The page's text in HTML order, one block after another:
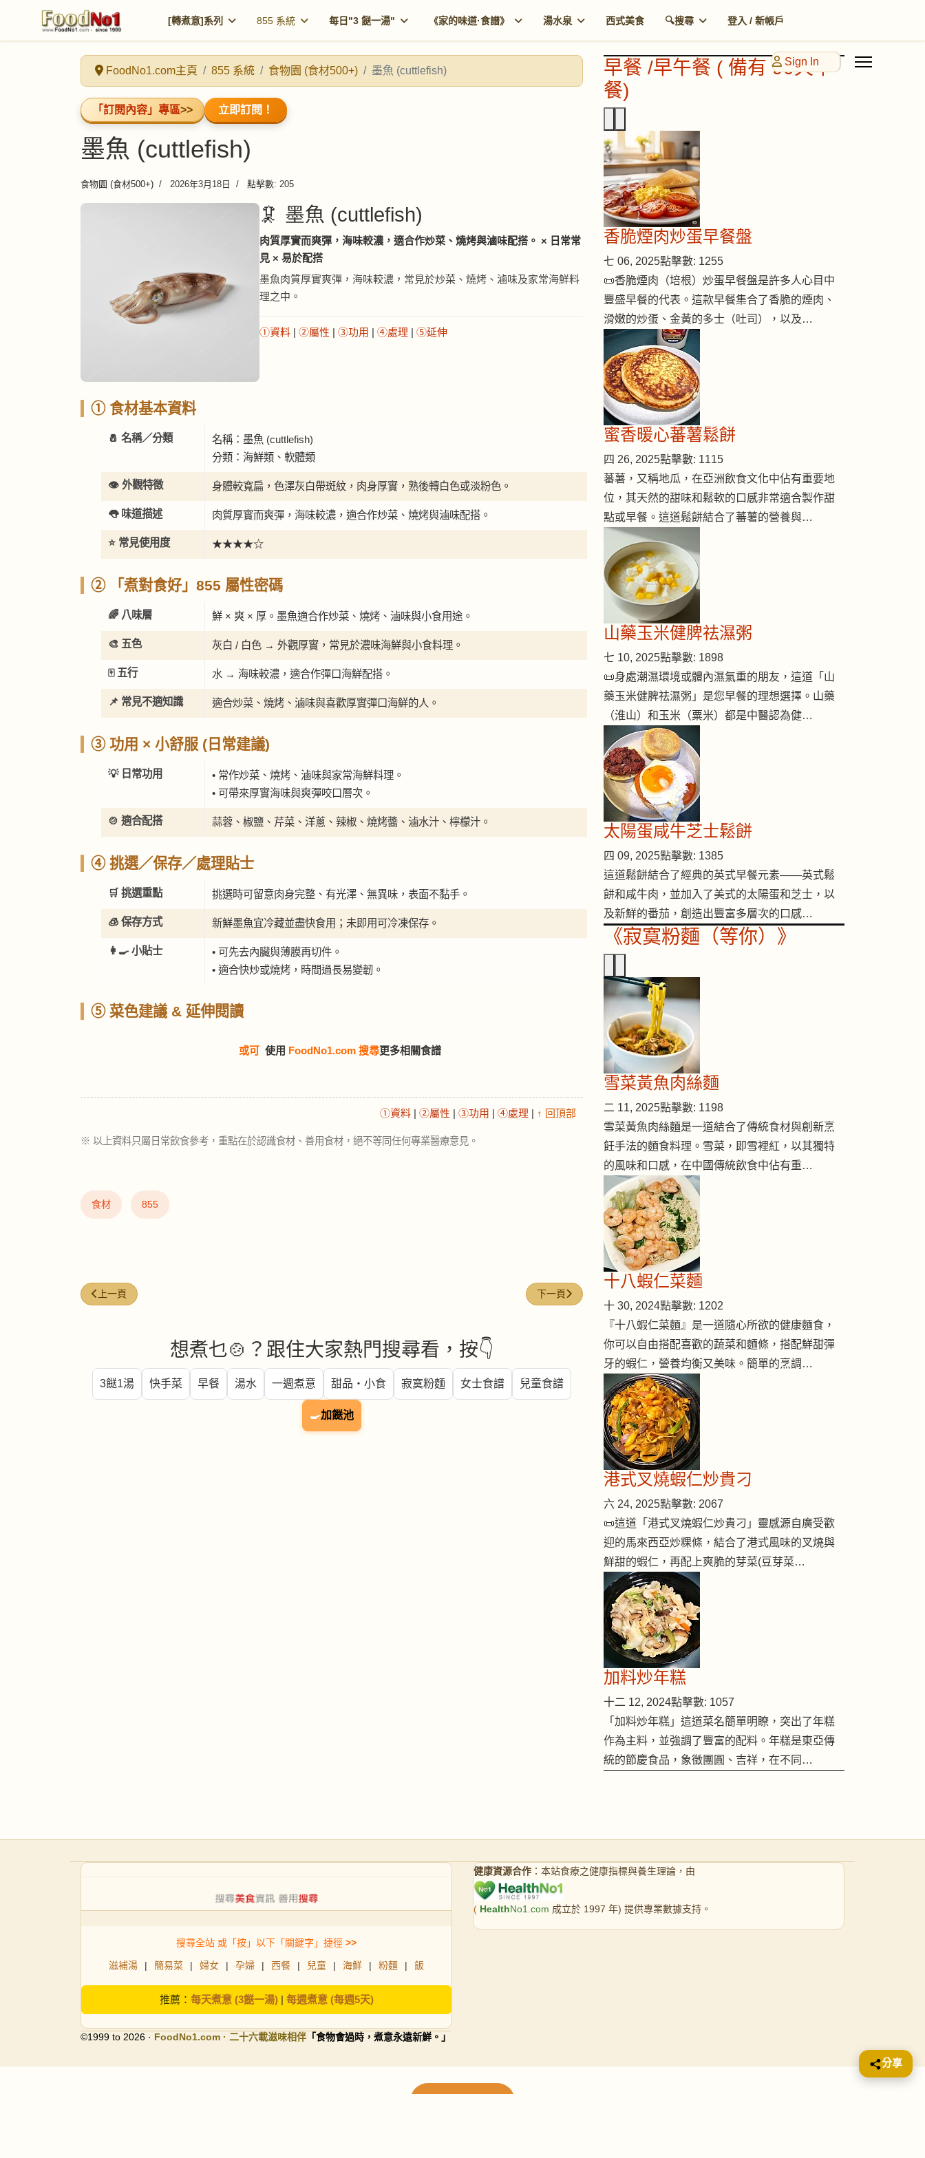
[轉煮意]系列 855 系統 每日"3 餸一湯" 《家的味道·食譜》 湯水泉 西式美食 🔍搜尋 登入 / 新帳戶
Sign In
FoodNo1.com主頁 855 系統 食物園 (食材500+) 墨魚 (cuttlefish)
「訂閱內容」專區>> 立即訂閱！
墨魚 (cuttlefish)
食物園 (食材500+) 2026年3月18日 點擊數: 205
🦑 墨魚 (cuttlefish)
肉質厚實而爽彈，海味較濃，適合作炒菜、燒烤與滷味配搭。 × 日常常
見 × 易於配搭
墨魚肉質厚實爽彈，海味較濃，常見於炒菜、燒烤、滷味及家常海鮮料
理之中。
①資料 | ②屬性 | ③功用 | ④處理 | ⑤延伸
① 食材基本資料
🧂 名稱／分類
名稱：墨魚 (cuttlefish)
分類：海鮮類、軟體類
👁️ 外觀特徵 身體較寬扁，色澤灰白帶斑紋，肉身厚實，熟後轉白色或淡粉色。
👅 味道描述 肉質厚實而爽彈，海味較濃，適合作炒菜、燒烤與滷味配搭。
⭐ 常見使用度 ★★★★☆
② 「煮對食好」855 屬性密碼
🌈 八味層 鮮 × 爽 × 厚。墨魚適合作炒菜、燒烤、滷味與小食用途。
🎨 五色 灰白 / 白色 → 外觀厚實，常見於濃味海鮮與小食料理。
🀄 五行 水 → 海味較濃，適合作彈口海鮮配搭。
📌 常見不適知識 適合炒菜、燒烤、滷味與喜歡厚實彈口海鮮的人。
③ 功用 × 小舒服 (日常建議)
💡 日常功用
• 常作炒菜、燒烤、滷味與家常海鮮料理。
• 可帶來厚實海味與爽彈咬口層次。
🍲 適合配搭 蒜蓉、椒鹽、芹菜、洋蔥、辣椒、燒烤醬、滷水汁、檸檬汁。
④ 挑選／保存／處理貼士
🛒 挑選重點 挑選時可留意肉身完整、有光澤、無異味，表面不黏手。
🧊 保存方式 新鮮墨魚宜冷藏並盡快食用；未即用可冷凍保存。
👩‍🍳 小貼士
• 可先去內臟與薄膜再切件。
• 適合快炒或燒烤，時間過長易變韌。
⑤ 菜色建議 & 延伸閱讀
或可 使用 FoodNo1.com 搜尋更多相關食譜
①資料 | ②屬性 | ③功用 | ④處理 | ↑ 回頂部
※ 以上資料只屬日常飲食參考，重點在於認識食材、善用食材，絕不等同任何專業醫療意見。
食材 855
上一篇文章: 滷水汁 (Master stock)
上一頁 下一篇文章: 花膠 (fish maw)
下一頁
想煮乜🍲？跟住大家熱門搜尋看，按👇
3餸1湯 快手菜 早餐 湯水 一週煮意 甜品・小食 寂寞粉麵 女士食譜 兒童食譜
🍳加餸池
早餐 /早午餐 ( 備有 90天早
餐)
香脆煙肉炒蛋早餐盤
七 06, 2025點擊數: 1255
📜香脆煙肉（培根）炒蛋早餐盤是許多人心目中
豐盛早餐的代表。這款早餐集合了香脆的煙肉、
滑嫩的炒蛋、金黃的多士（吐司），以及…
蜜香暖心蕃薯鬆餅
四 26, 2025點擊數: 1115
蕃薯，又稱地瓜，在亞洲飲食文化中佔有重要地
位，其天然的甜味和鬆軟的口感非常適合製作甜
點或早餐。這道鬆餅結合了蕃薯的營養與…
山藥玉米健脾祛濕粥
七 10, 2025點擊數: 1898
📜身處潮濕環境或體內濕氣重的朋友，這道「山
藥玉米健脾祛濕粥」是您早餐的理想選擇。山藥
（淮山）和玉米（粟米）都是中醫認為健…
太陽蛋咸牛芝士鬆餅
四 09, 2025點擊數: 1385
這道鬆餅結合了經典的英式早餐元素——英式鬆
餅和咸牛肉，並加入了美式的太陽蛋和芝士，以
及新鮮的番茄，創造出豐富多層次的口感…
《寂寞粉麵（等你）》
雪菜黃魚肉絲麵
二 11, 2025點擊數: 1198
雪菜黃魚肉絲麵是一道結合了傳統食材與創新烹
飪手法的麵食料理。雪菜，即雪裡紅，以其獨特
的風味和口感，在中國傳統飲食中佔有重…
十八蝦仁菜麵
十 30, 2024點擊數: 1202
『十八蝦仁菜麵』是一道隨心所欲的健康麵食，
你可以自由搭配喜歡的蔬菜和麵條，搭配鮮甜彈
牙的蝦仁，營養均衡又美味。簡單的烹調…
港式叉燒蝦仁炒貴刁
六 24, 2025點擊數: 2067
📜這道「港式叉燒蝦仁炒貴刁」靈感源自廣受歡
迎的馬來西亞炒粿條，結合了港式風味的叉燒與
鮮甜的蝦仁，再配上爽脆的芽菜(豆芽菜…
加料炒年糕
十二 12, 2024點擊數: 1057
「加料炒年糕」這道菜名簡單明瞭，突出了年糕
作為主料，並強調了豐富的配料。年糕是東亞傳
統的節慶食品，象徵團圓、吉祥，在不同…
搜尋全站 或「按」以下「關鍵字」捷徑 >>
滋補湯 | 簡易菜 | 婦女 | 孕婦 | 西餐 | 兒童 | 海鮮 | 粉麵 | 飯
推薦： 每天煮意 (3餸一湯)| 每週煮意 (每週5天)
©1999 to 2026 · FoodNo1.com · 二十六載滋味相伴 「食物會過時，煮意永遠新鮮。」
健康資源合作 ：本站食療之健康指標與養生理論，由
( HealthNo1.com 成立於 1997 年) 提供專業數據支持。
分享